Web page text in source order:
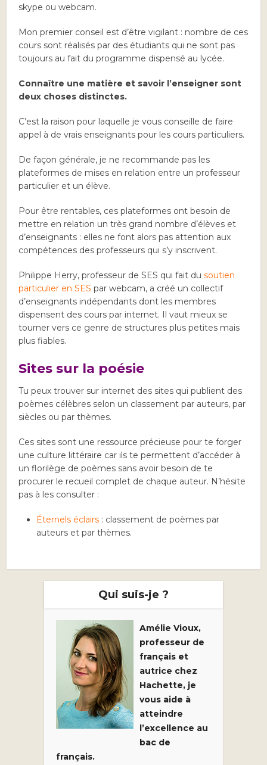
skype ou webcam.
Mon premier conseil est d’être vigilant : nombre de ces
cours sont réalisés par des étudiants qui ne sont pas
toujours au fait du programme dispensé au lycée.
Connaître une matière et savoir l’enseigner sont
deux choses distinctes.
C’est la raison pour laquelle je vous conseille de faire
appel à de vrais enseignants pour les cours particuliers.
De façon générale, je ne recommande pas les
plateformes de mises en relation entre un professeur
particulier et un élève.
Pour être rentables, ces plateformes ont besoin de
mettre en relation un très grand nombre d’élèves et
d’enseignants : elles ne font alors pas attention aux
compétences des professeurs qui s’y inscrivent.
Philippe Herry, professeur de SES qui fait dusoutien
particulier en SES par webcam, a créé un collectif
d’enseignants indépendants dont les membres
dispensent des cours par internet. Il vaut mieux se
tourner vers ce genre de structures plus petites mais
plus fiables.
Sites sur la poésie
Tu peux trouver sur internet des sites qui publient des
poèmes célèbres selon un classement par auteurs, par
siècles ou par thèmes.
Ces sites sont une ressource précieuse pour te forger
une culture littéraire car ils te permettent d’accéder à
un florilège de poèmes sans avoir besoin de te
procurer le recueil complet de chaque auteur. N’hésite
pas à les consulter :
Éternels éclairs : classement de poèmes par
auteurs et par thèmes.
Qui suis-je ?
Amélie Vioux,
professeur de
français et
autrice chez
Hachette, je
vous aide à
atteindre
l’excellence au
bac de
français.